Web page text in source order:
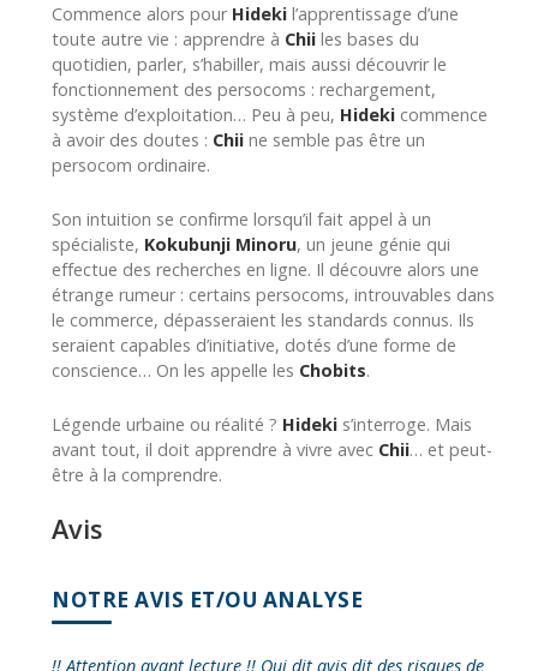
Commence alors pour Hideki l’apprentissage d’une
toute autre vie : apprendre à Chii les bases du
quotidien, parler, s’habiller, mais aussi découvrir le
fonctionnement des persocoms : rechargement,
système d’exploitation… Peu à peu, Hideki commence
à avoir des doutes : Chii ne semble pas être un
persocom ordinaire.
Son intuition se confirme lorsqu’il fait appel à un
spécialiste, Kokubunji Minoru, un jeune génie qui
effectue des recherches en ligne. Il découvre alors une
étrange rumeur : certains persocoms, introuvables dans
le commerce, dépasseraient les standards connus. Ils
seraient capables d’initiative, dotés d’une forme de
conscience… On les appelle les Chobits.
Légende urbaine ou réalité ? Hideki s’interroge. Mais
avant tout, il doit apprendre à vivre avec Chii… et peut-
être à la comprendre.
Avis
NOTRE AVIS ET/OU ANALYSE
!! Attention avant lecture !! Qui dit avis dit des risques de